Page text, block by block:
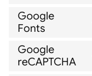
Google
Fonts
Google
reCAPTCHA